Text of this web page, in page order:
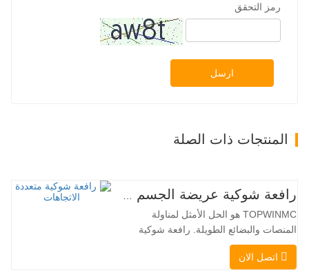
رمز التحقق
ارسل
المنتجات ذات الصلة
TOPWINMC هو الحل الأمثل لمناولة
المنصات والبضائع الطويلة. رافعة شوكية
ثنائية الاستخدام، تجمع بين مزايا الرافعة
الشوكية والرافعة الجانبية. محركها الكهربائي
اتصل الان